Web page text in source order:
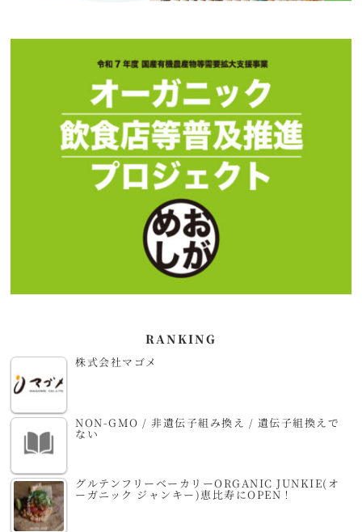
RANKING
株式会社マゴメ
NON-GMO / 非遺伝子組み換え / 遺伝子組換えで
ない
グルテンフリーベーカリーORGANIC JUNKIE(オ
ーガニック ジャンキー)恵比寿にOPEN！